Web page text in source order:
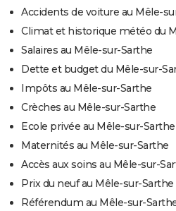
Accidents de voiture au Mêle-
Climat et historique météo du
Salaires au Mêle-sur-Sarthe
Dette et budget du Mêle-sur-
Impôts au Mêle-sur-Sarthe
Crèches au Mêle-sur-Sarthe
Ecole privée au Mêle-sur-Sarthe
Maternités au Mêle-sur-Sarthe
Accès aux soins au Mêle-sur-
Prix du neuf au Mêle-sur-Sarthe
Référendum au Mêle-sur-